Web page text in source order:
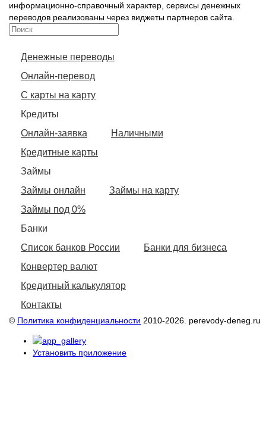
информационно-справочный характер, сервисы денежных
переводов реализованы через виджеты партнеров сайта.
Денежные переводы
Онлайн-перевод
С карты на карту
Кредиты
Онлайн-заявка
Наличными
Кредитные карты
Займы
Займы онлайн
Займы на карту
Займы под 0%
Банки
Список банков России
Банки для бизнеса
Конвертер валют
Кредитный калькулятор
Контакты
© Политика конфиденциальности 2010-2026. perevody-deneg.ru
Установить приложение